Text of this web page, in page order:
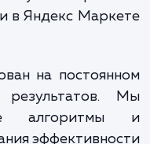
Прежде всего,
Кроме